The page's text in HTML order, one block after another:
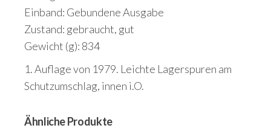
Einband: Gebundene Ausgabe
Zustand: gebraucht, gut
Gewicht (g): 834
1. Auflage von 1979. Leichte Lagerspuren am
Schutzumschlag, innen i.O.
Ähnliche Produkte